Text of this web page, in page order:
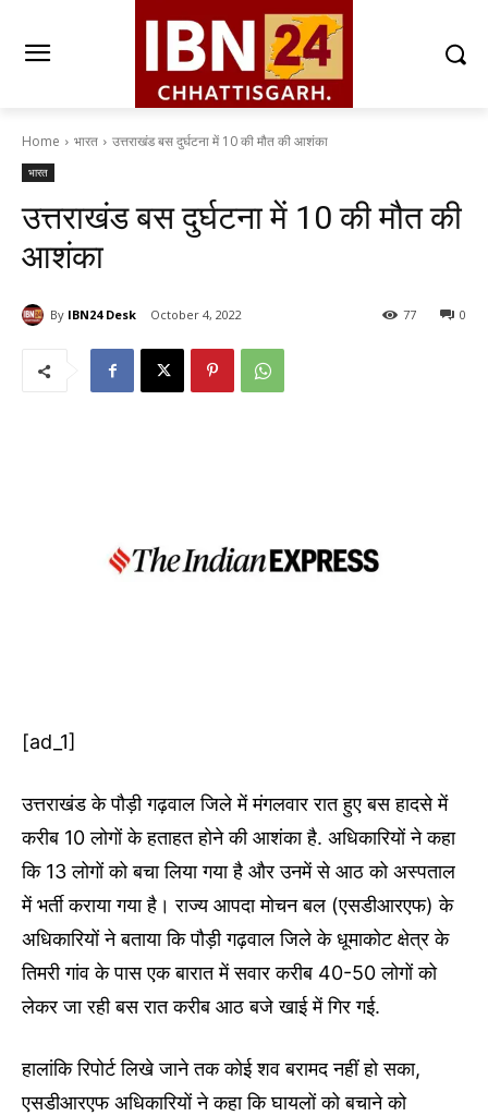
Home भारत उत्तराखंड बस दुर्घटना में 10 की मौत की आशंका
भारत
उत्तराखंड बस दुर्घटना में 10 की मौत की
आशंका
By IBN24 Desk October 4, 2022 0
77
[ad_1]
उत्तराखंड के पौड़ी गढ़वाल जिले में मंगलवार रात हुए बस हादसे में
करीब 10 लोगों के हताहत होने की आशंका है. अधिकारियों ने कहा
कि 13 लोगों को बचा लिया गया है और उनमें से आठ को अस्पताल
में भर्ती कराया गया है। राज्य आपदा मोचन बल (एसडीआरएफ) के
अधिकारियों ने बताया कि पौड़ी गढ़वाल जिले के धूमाकोट क्षेत्र के
तिमरी गांव के पास एक बारात में सवार करीब 40-50 लोगों को
लेकर जा रही बस रात करीब आठ बजे खाई में गिर गई.
हालांकि रिपोर्ट लिखे जाने तक कोई शव बरामद नहीं हो सका,
एसडीआरएफ अधिकारियों ने कहा कि घायलों को बचाने को